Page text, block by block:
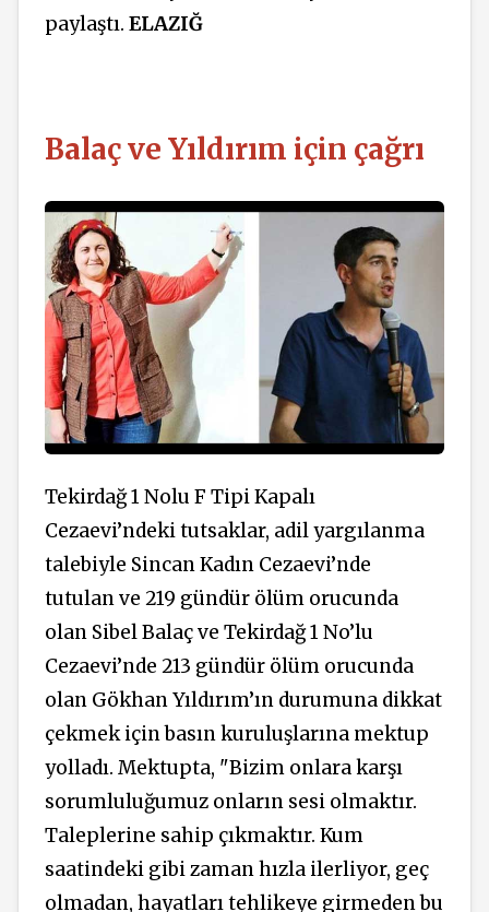
paylaştı. ELAZIĞ
Balaç ve Yıldırım için çağrı
Tekirdağ 1 Nolu F Tipi Kapalı
Cezaevi’ndeki tutsaklar, adil yargılanma
talebiyle Sincan Kadın Cezaevi’nde
tutulan ve 219 gündür ölüm orucunda
olan Sibel Balaç ve Tekirdağ 1 No’lu
Cezaevi’nde 213 gündür ölüm orucunda
olan Gökhan Yıldırım’ın durumuna dikkat
çekmek için basın kuruluşlarına mektup
yolladı. Mektupta, "Bizim onlara karşı
sorumluluğumuz onların sesi olmaktır.
Taleplerine sahip çıkmaktır. Kum
saatindeki gibi zaman hızla ilerliyor, geç
olmadan, hayatları tehlikeye girmeden bu